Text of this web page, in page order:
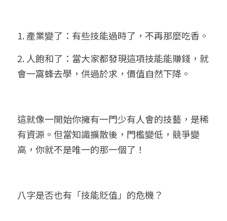
1. 產業變了：有些技能過時了，不再那麼吃香。
2. 人飽和了：當大家都發現這項技能能賺錢，就
會一窩蜂去學，供過於求，價值自然下降。
這就像一開始你擁有一門少有人會的技藝，是稀
有資源。但當知識擴散後，門檻變低，競爭變
高，你就不是唯一的那一個了！
八字是否也有「技能貶值」的危機？